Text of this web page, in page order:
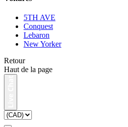
5TH AVE
Conquest
Lebaron
New Yorker
Retour
Haut de la page